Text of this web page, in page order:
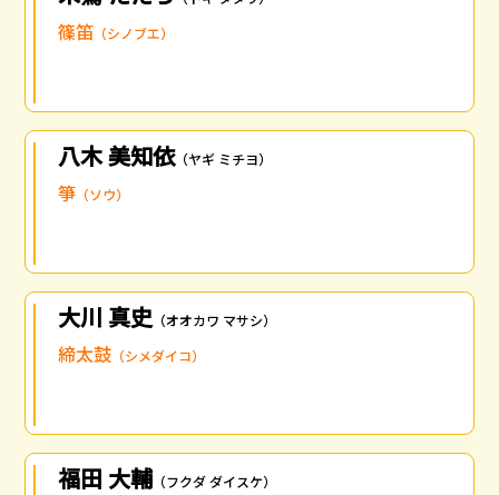
篠笛 （シノブエ）
八木 美知依（ヤギ ミチヨ）
箏 （ソウ）
大川 真史 （オオカワ マサシ）
締太鼓 （シメダイコ）
福田 大輔 （フクダ ダイスケ）